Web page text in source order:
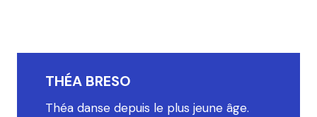
THÉA BRESO
Théa danse depuis le plus jeune âge.